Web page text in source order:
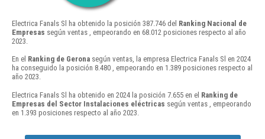
Electrica Fanals Sl ha obtenido la posición 387.746 del Ranking Nacional de
Empresas según ventas , empeorando en 68.012 posiciones respecto al año
2023.
En el Ranking de Gerona según ventas, la empresa Electrica Fanals Sl en 2024
ha conseguido la posición 8.480 , empeorando en 1.389 posiciones respecto al
año 2023.
Electrica Fanals Sl ha obtenido en 2024 la posición 7.655 en el Ranking de
Empresas del Sector Instalaciones eléctricas según ventas , empeorando
en 1.393 posiciones respecto al año 2023.